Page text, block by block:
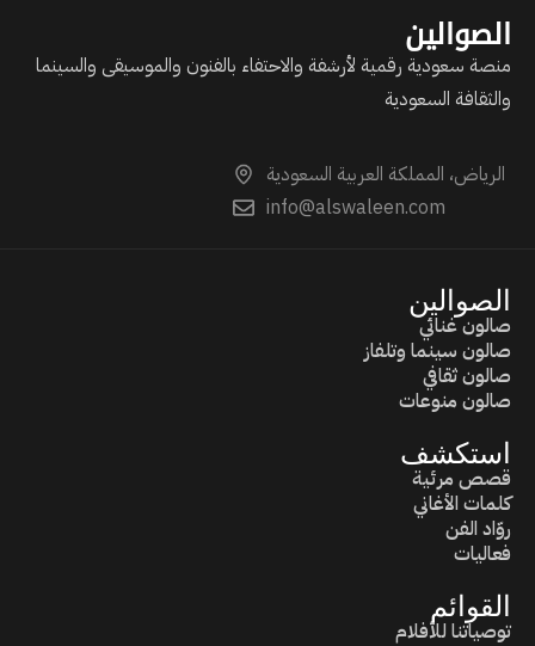
الصوالين
منصة سعودية رقمية لأرشفة والاحتفاء بالفنون والموسيقى والسينما
والثقافة السعودية
الرياض، المملكة العربية السعودية
info@alswaleen.com
الصوالين
صالون غنائي
صالون سينما وتلفاز
صالون ثقافي
صالون منوعات
استكشف
قصص مرئية
كلمات الأغاني
روّاد الفن
فعاليات
القوائم
توصياتنا للأفلام